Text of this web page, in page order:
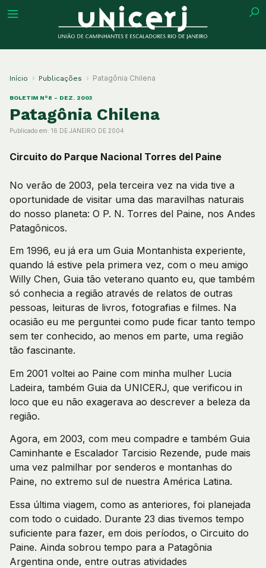
Início Publicações Patagônia Chilena
BOLETIM N°8 - DEZ. 2003
Patagônia Chilena
Publicado em: 16 DE JANEIRO DE 2004
Circuito do Parque Nacional Torres del Paine
No verão de 2003, pela terceira vez na vida tive a
oportunidade de visitar uma das maravilhas naturais
do nosso planeta: O P. N. Torres del Paine, nos Andes
Patagônicos.
Em 1996, eu já era um Guia Montanhista experiente,
quando lá estive pela primera vez, com o meu amigo
Willy Chen, Guia tão veterano quanto eu, que também
só conhecia a região através de relatos de outras
pessoas, leituras de livros, fotografias e filmes. Na
ocasião eu me perguntei como pude ficar tanto tempo
sem ter conhecido, ao menos em parte, uma região
tão fascinante.
Em 2001 voltei ao Paine com minha mulher Lucia
Ladeira, também Guia da UNICERJ, que verificou in
loco que eu não exagerava ao descrever a beleza da
região.
Agora, em 2003, com meu compadre e também Guia
Caminhante e Escalador Tarcisio Rezende, pude mais
uma vez palmilhar por senderos e montanhas do
Paine, no extremo sul de nuestra América Latina.
Essa última viagem, como as anteriores, foi planejada
com todo o cuidado. Durante 23 dias tivemos tempo
suficiente para fazer, em dois períodos, o Circuito do
Paine. Ainda sobrou tempo para a Patagônia
Argentina onde, entre outras atividades